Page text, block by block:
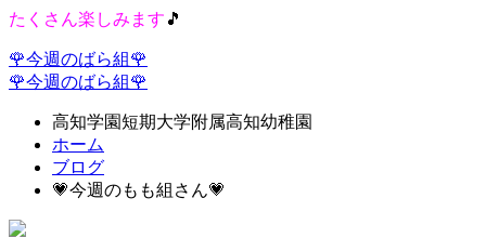
たくさん楽しみます 🎵
🌹今週のばら組🌹
🌹今週のばら組🌹
高知学園短期大学附属高知幼稚園
ホーム
ブログ
💗今週のもも組さん💗